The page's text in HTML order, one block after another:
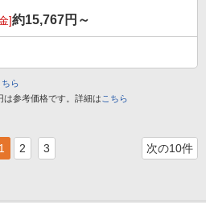
]約15,767円～
ちら
参考価格です。詳細は こちら
1 2 3 次の10件